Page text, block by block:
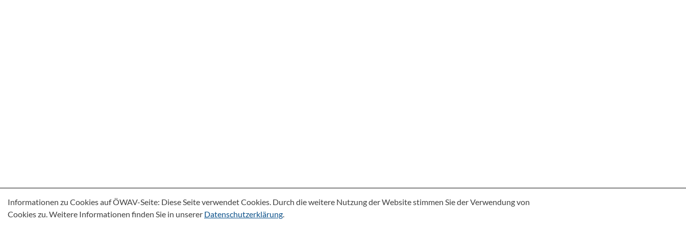
Informationen zu Cookies auf ÖWAV-Seite: Diese Seite verwendet Cookies. Durch die weitere Nutzung der Website stimmen Sie der Verwendung von
Cookies zu. Weitere Informationen finden Sie in unserer Datenschutzerklärung.